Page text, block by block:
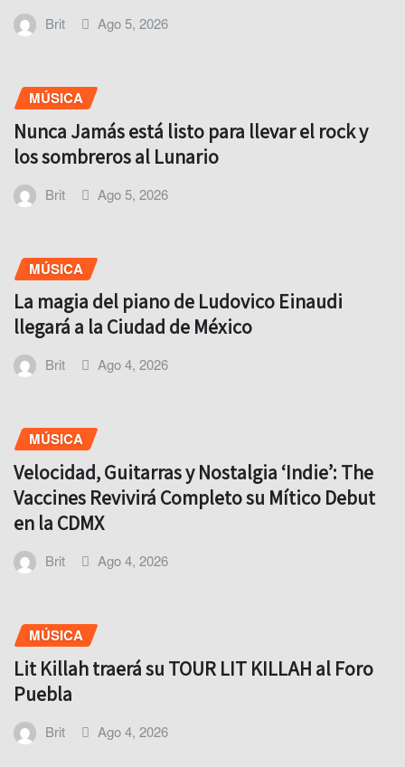
Brit Ago 5, 2026
MÚSICA
Nunca Jamás está listo para llevar el rock y
los sombreros al Lunario
Brit Ago 5, 2026
MÚSICA
La magia del piano de Ludovico Einaudi
llegará a la Ciudad de México
Brit Ago 4, 2026
MÚSICA
Velocidad, Guitarras y Nostalgia ‘Indie’: The
Vaccines Revivirá Completo su Mítico Debut
en la CDMX
Brit Ago 4, 2026
MÚSICA
Lit Killah traerá su TOUR LIT KILLAH al Foro
Puebla
Brit Ago 4, 2026